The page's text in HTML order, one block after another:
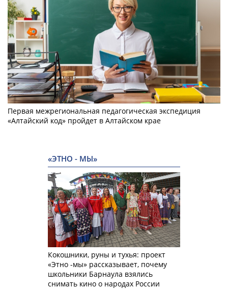
Первая межрегиональная педагогическая экспедиция
«Алтайский код» пройдет в Алтайском крае
«ЭТНО - МЫ»
Кокошники, руны и тухья: проект
«Этно -мы» рассказывает, почему
школьники Барнаула взялись
снимать кино о народах России